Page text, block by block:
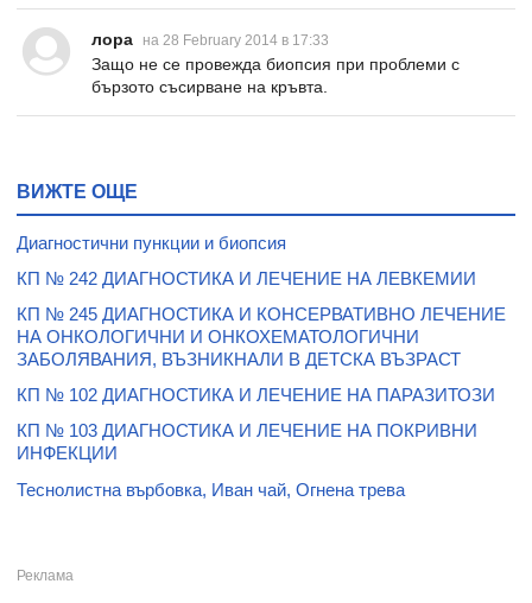
лора на 28 February 2014 в 17:33
Защо не се провежда биопсия при проблеми с
бързото съсирване на кръвта.
ВИЖТЕ ОЩЕ
Диагностични пункции и биопсия
КП № 242 ДИАГНОСТИКА И ЛЕЧЕНИЕ НА ЛЕВКЕМИИ
КП № 245 ДИАГНОСТИКА И КОНСЕРВАТИВНО ЛЕЧЕНИЕ
НА ОНКОЛОГИЧНИ И ОНКОХЕМАТОЛОГИЧНИ
ЗАБОЛЯВАНИЯ, ВЪЗНИКНАЛИ В ДЕТСКА ВЪЗРАСТ
КП № 102 ДИАГНОСТИКА И ЛЕЧЕНИЕ НА ПАРАЗИТОЗИ
КП № 103 ДИАГНОСТИКА И ЛЕЧЕНИЕ НА ПОКРИВНИ
ИНФЕКЦИИ
Теснолистна върбовка, Иван чай, Огнена трева